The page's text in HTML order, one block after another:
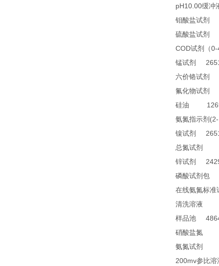
pH10.00缓冲
钼酸盐试剂
硫酸盐试剂
COD试剂（
锰试剂
六价铬试剂
氟化物试剂
硅油
氨氮指示剂
镍试剂
总氮试剂
锌试剂
磷酸试剂包
在线氨氮标准
清洗溶液
样品池
硝酸盐氮
氨氮试剂
200mv参比溶